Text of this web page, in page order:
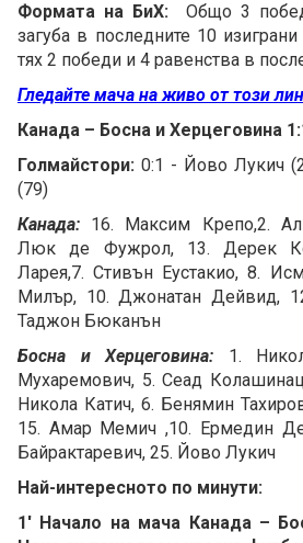
Формата на БиХ: Общо 3
загуба в последните 10
тях 2 победи и 4 равенства в
Гледайте мача на живо от този
Канада – Босна и Херцеговина
Голмайстори: 0:1 - Йово Лукич
(79)
Канада: 16. Максим Крепо,2.
Люк де Фужрол, 13. Дерек
Ларея,7. Стивън Еустакио, 8.
Милър, 10. Джонатан Дейвид,
Таджон Бюканън
Босна и Херцеговина: 1.
Мухаремович, 5. Сеад
Никола Катич, 6. Бенямин
15. Амар Мемич ,10. Ермедин
Байрактаревич, 25. Йово Лукич
Най-интересното по минути:
1' Начало на мача Канада –